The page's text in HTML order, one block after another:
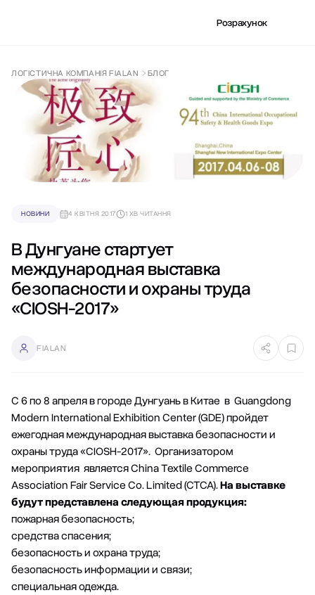
Розрахунок
ЛОГІСТИЧНА КОМПАНІЯ FIALAN БЛОГ
НОВИНИ 4 КВІТНЯ 2017 1 ХВ ЧИТАННЯ
В Дунгуане стартует
международная выставка
безопасности и охраны труда
«CIOSH-2017»
FIALAN
С 6 по 8 апреля в городе Дунгуань в Китае в Guangdong
Modern International Exhibition Center (GDE) пройдет
ежегодная международная выставка безопасности и
охраны труда «CIOSH-2017». Организатором
мероприятия является China Textile Commerce
Association Fair Service Co. Limited (CTCA).На выставке
будут представлена следующая продукция:
пожарная безопасность;
средства спасения;
безопасность и охрана труда;
безопасность информации и связи;
специальная одежда.